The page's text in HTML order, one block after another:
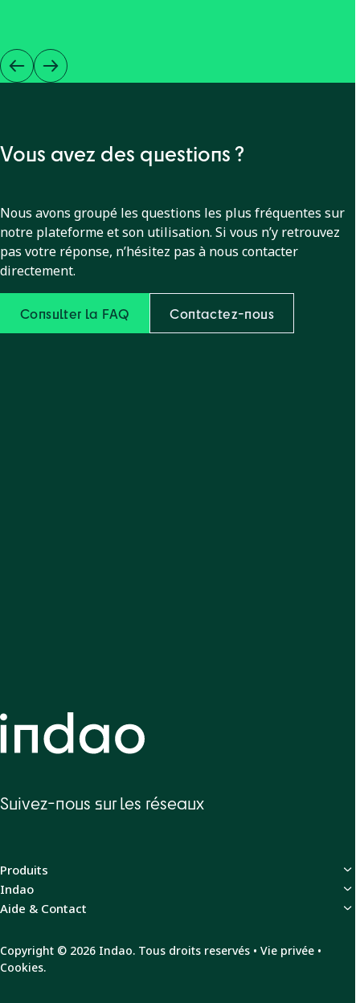
Vous avez des questions ?
Nous avons groupé les questions les plus fréquentes sur
notre plateforme et son utilisation. Si vous n’y retrouvez
pas votre réponse, n’hésitez pas à nous contacter
directement.
Consulter la FAQ Contactez-nous
Suivez-nous sur les réseaux
Produits
Indao
Aide & Contact
Copyright © 2026 Indao. Tous droits reservés • Vie privée •
Cookies.